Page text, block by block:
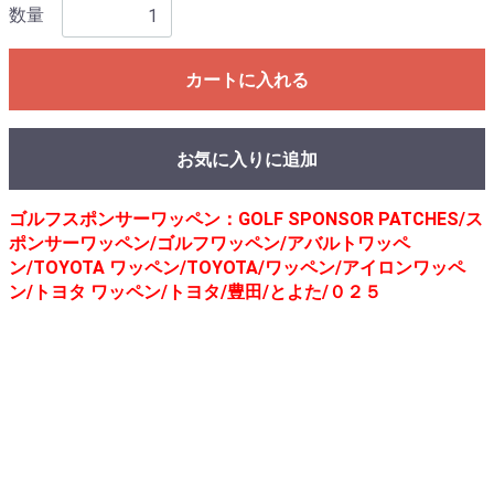
数量
カートに入れる
お気に入りに追加
ゴルフスポンサーワッペン：GOLF SPONSOR PATCHES/ス
ポンサーワッペン/ゴルフワッペン/アバルトワッペ
ン/TOYOTA ワッペン/TOYOTA/ワッペン/アイロンワッペ
ン/トヨタ ワッペン/トヨタ/豊田/とよた/０２５